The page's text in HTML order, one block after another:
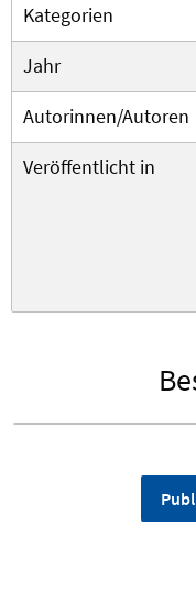
Kategorien
Jahr
Autorinnen/Autoren
Veröffentlicht in